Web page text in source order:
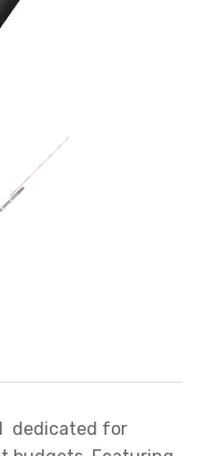
dedicated for